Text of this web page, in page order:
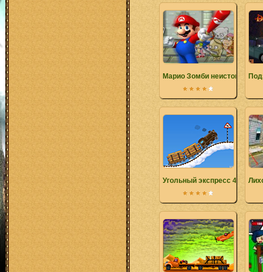
Марио Зомби
Угольный экспресс 4